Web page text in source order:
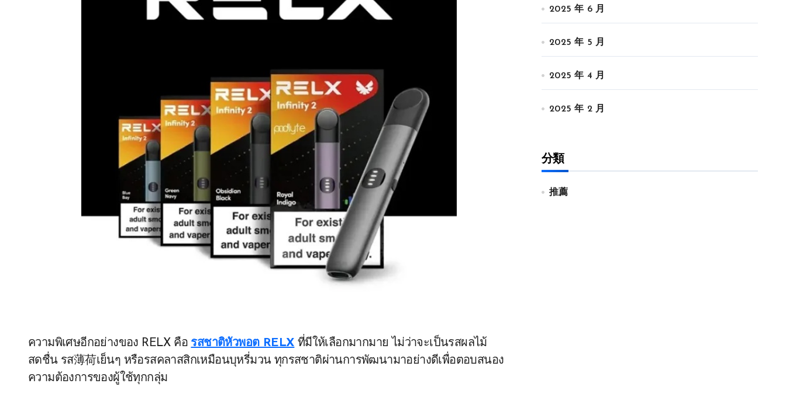
ความพิเศษอีกอย่างของ RELX คือ รสชาติหัวพอต RELX ที่มีให้เลือกมากมาย ไม่ว่าจะเป็นรสผลไม้
สดชื่น รส薄荷เย็นๆ หรือรสคลาสสิกเหมือนบุหรี่มวน ทุกรสชาติผ่านการพัฒนามาอย่างดีเพื่อตอบสนอง
ความต้องการของผู้ใช้ทุกกลุ่ม
2025 年 6 月
2025 年 5 月
2025 年 4 月
2025 年 2 月
分類
推薦